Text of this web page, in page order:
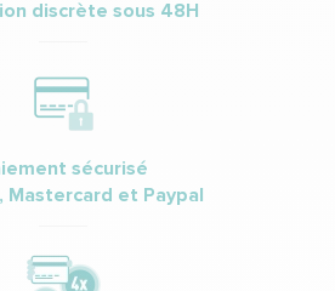
discrète sous 48H
sécurisé
Mastercard et Paypal